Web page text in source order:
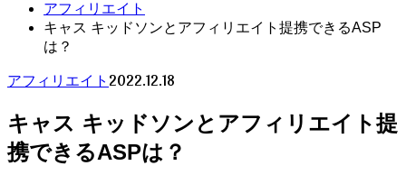
アフィリエイト
キャス キッドソンとアフィリエイト提携できるASP
は？
アフィリエイト 2022.12.18
キャス キッドソンとアフィリエイト提
携できるASPは？